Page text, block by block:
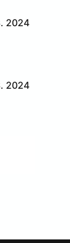
2024
2024